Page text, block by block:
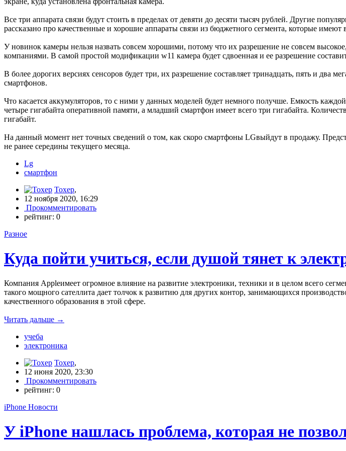
Все три аппарата связи будут стоить в пределах от девяти до десяти тысяч рублей. Другие
рассказано про качественные и хорошие аппараты связи из бюджетного сегмента, которые
У новинок камеры нельзя назвать совсем хорошими, потому что их разрешение не совсем
компаниями. В самой простой модификации w11 камера будет сдвоенная и ее разрешение
В более дорогих версиях сенсоров будет три, их разрешение составляет тринадцать, пять и два
смартфонов.
Что касается аккумуляторов, то с ними у данных моделей будет немного получше. Емкость
четыре гигабайта оперативной памяти, а младший смартфон имеет всего три гигабайта.
гигабайт.
На данный момент нет точных сведений о том, как скоро смартфоны LGвыйдут в продажу.
не ранее середины текущего месяца.
Lg
смартфон
Toxep,
12 ноября 2020, 16:29
Прокомментировать
рейтинг: 0
Разное
Куда пойти учиться, если душой тянет к
Компания Appleимеет огромное влияние на развитие электроники, техники и в целом всего
такого мощного сателлита дает толчок к развитию для других контор, занимающихся
качественного образования в этой сфере.
Читать дальше →
учеба
электроника
Toxep,
12 июня 2020, 23:30
Прокомментировать
рейтинг: 0
iPhone Новости
У iPhone нашлась проблема, которая не